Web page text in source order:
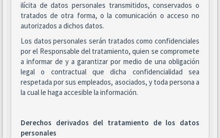
ilícita de datos personales transmitidos, conservados o
tratados de otra forma, o la comunicación o acceso no
autorizados a dichos datos.
Los datos personales serán tratados como confidenciales
por el Responsable del tratamiento, quien se compromete
a informar de y a garantizar por medio de una obligación
legal o contractual que dicha confidencialidad sea
respetada por sus empleados, asociados, y toda persona a
la cual le haga accesible la información.
Derechos derivados del tratamiento de los datos
personales